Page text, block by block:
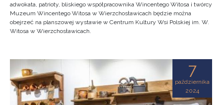
adwokata, patrioty, bliskiego współpracownika Wincentego Witosa i twórcy
Muzeum Wincentego Witosa w Wierzchosławicach będzie można
obejrzeć na planszowej wystawie w Centrum Kultury Wsi Polskiej im. W.
Witosa w Wierzchosławicach.
7
października
2024